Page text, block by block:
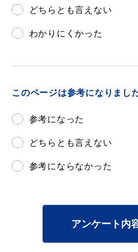
防災・防犯メール
気象情報リンク集
どちらとも言えない
わかりにくかった
このページは参考になりまし
参考になった
どちらとも言えない
参考にならなかった
アンケート内